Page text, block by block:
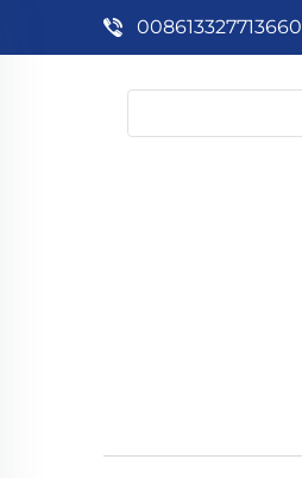
008613327713660